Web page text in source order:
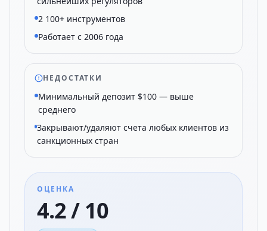
2 100+ инструментов
Работает с 2006 года
НЕДОСТАТКИ
Минимальный депозит $100 — выше
среднего
Закрывают/удаляют счета любых клиентов из
санкционных стран
ОЦЕНКА
4.2 / 10